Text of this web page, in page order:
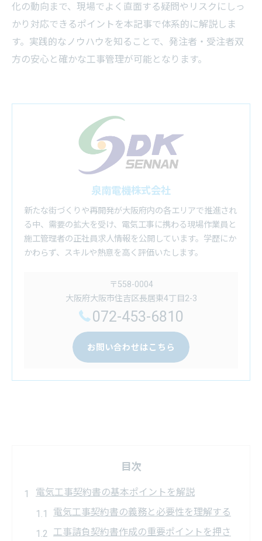
化の動向まで、現場でよく直面する疑問やリスクにしっ
かり対応できるポイントを本記事で体系的に解説しま
す。実践的なノウハウを知ることで、発注者・受注者双
方の安心と確かな工事管理が可能となります。
泉南電機株式会社
新たな街づくりや再開発が大阪府内の各エリアで推進され
る中、需要の拡大を受け、電気工事に携わる現場作業員と
施工管理者の正社員求人情報を公開しています。学歴にか
かわらず、スキルや熱意を高く評価いたします。
〒558-0004
大阪府大阪市住吉区長居東4丁目2-3
072-453-6810
お問い合わせはこちら
目次
電気工事契約書の基本ポイントを解説
電気工事契約書の義務と必要性を理解する
工事請負契約書作成の重要ポイントを押さ